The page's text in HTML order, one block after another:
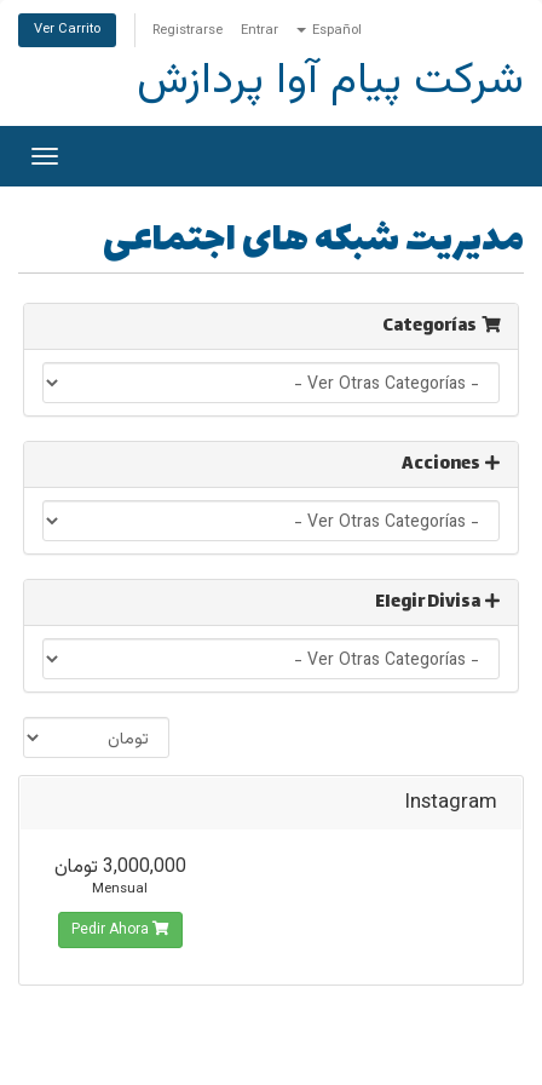
Español
Entrar
Registrarse
Ver Carrito
شرکت پیام آوا پردازش
مدیریت شبکه های اجتماعی
Instagram
3,000,000 تومان
Mensual